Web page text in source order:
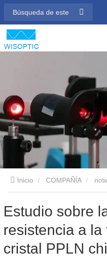
Inicio COMPAÑÍA
temperatura del cristal PPLN
duplicación de frecuencia de
Estudio sobre
resistencia a
cristal PPLN